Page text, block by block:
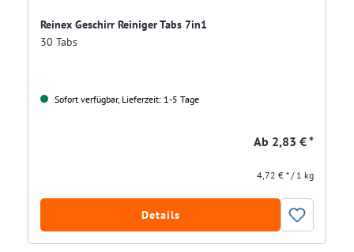
Reinex Geschirr Reiniger Tabs 7in1
30 Tabs
Sofort verfügbar, Lieferzeit: 1-5 Tage
Ab 2,83 € *
4,72 € * / 1 kg
Details